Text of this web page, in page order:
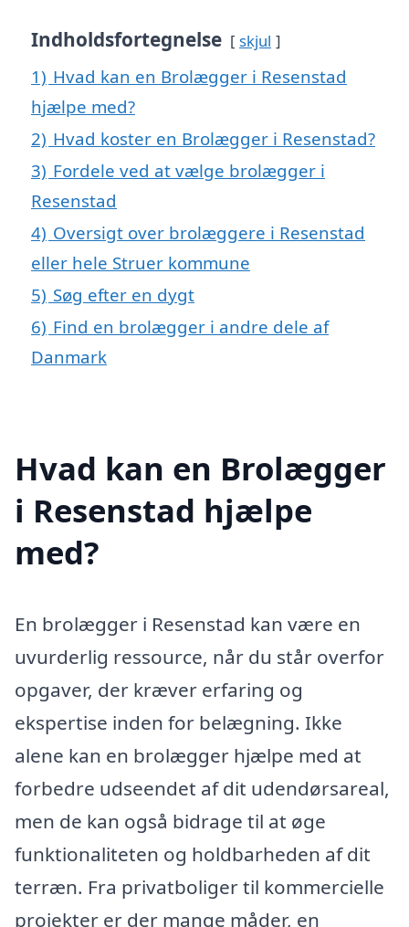
Indholdsfortegnelse skjul
1) Hvad kan en Brolægger i Resenstad
hjælpe med?
2) Hvad koster en Brolægger i Resenstad?
3) Fordele ved at vælge brolægger i
Resenstad
4) Oversigt over brolæggere i Resenstad
eller hele Struer kommune
5) Søg efter en dygt
6) Find en brolægger i andre dele af
Danmark
Hvad kan en Brolægger
i Resenstad hjælpe
med?
En brolægger i Resenstad kan være en
uvurderlig ressource, når du står overfor
opgaver, der kræver erfaring og
ekspertise inden for belægning. Ikke
alene kan en brolægger hjælpe med at
forbedre udseendet af dit udendørsareal,
men de kan også bidrage til at øge
funktionaliteten og holdbarheden af dit
terræn. Fra privatboliger til kommercielle
projekter er der mange måder, en